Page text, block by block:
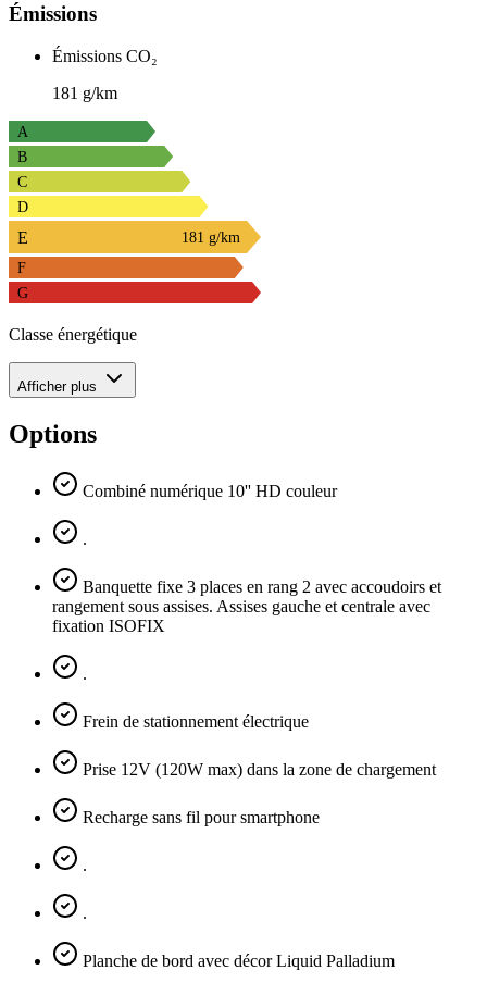
Émissions
Émissions CO₂
181 g/km
A
B
C
D
E
181 g/km
F
G
Classe énergétique
Afficher plus
Options
Combiné numérique 10'' HD couleur
.
Banquette fixe 3 places en rang 2 avec accoudoirs et
rangement sous assises. Assises gauche et centrale avec
fixation ISOFIX
.
Frein de stationnement électrique
Prise 12V (120W max) dans la zone de chargement
Recharge sans fil pour smartphone
.
.
Planche de bord avec décor Liquid Palladium